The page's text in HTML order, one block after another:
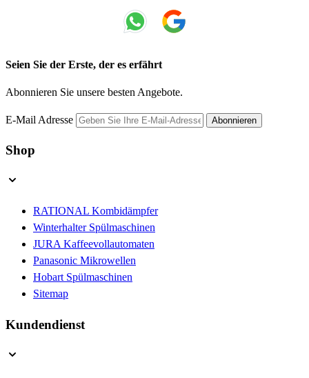
Seien Sie der Erste, der es erfährt
Abonnieren Sie unsere besten Angebote.
E-Mail Adresse Abonnieren
Shop
RATIONAL Kombidämpfer
Winterhalter Spülmaschinen
JURA Kaffeevollautomaten
Panasonic Mikrowellen
Hobart Spülmaschinen
Sitemap
Kundendienst